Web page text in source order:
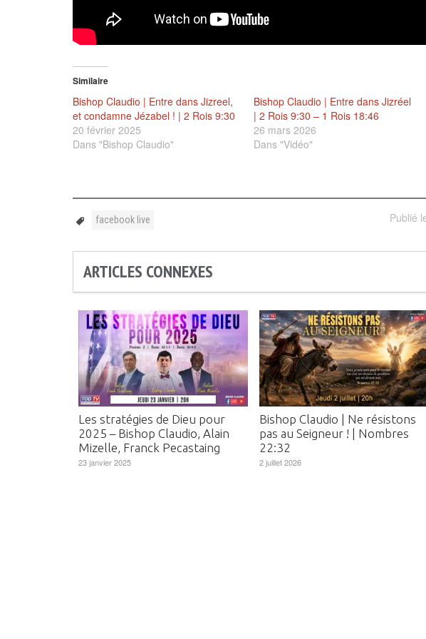
Similaire
Bishop Claudio | Entre dans Jizreel,
et condamne Jézabel ! | 2 Rois 9:30
20 février 2025
Dans "Bishop Claudio"
Bishop Claudio | Entre dans Jizréel
| 2 Rois 9:30 – 1 Rois 18:46
26 mars 2026
Dans "Vidéo"
Publié
facebook live
ARTICLES CONNEXES
Les stratégies de Dieu pour
2025 – Bishop Claudio, Alain
Mizelle, Franck Pecastaing
23 janvier 2025
Bishop Claudio | Ne résistons
pas au Seigneur ! | Nombres
22:32
2 juillet 2026